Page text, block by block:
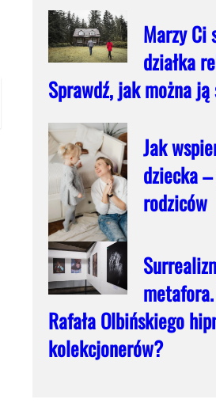
Marzy Ci
działka
Sprawdź, jak można
Jak
dziecka
rodziców
Rafała Olbińskiego
kolekcjonerów?